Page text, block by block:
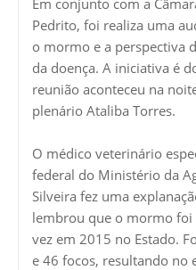
Pedrito, foi realiza uma
o mormo e a perspectiva
da doença. A iniciativa é
reunião aconteceu na
plenário Ataliba Torres.
O médico veterinário
federal do Ministério da
Silveira fez uma
lembrou que o mormo
vez em 2015 no Estado.
e 46 focos, resultando no